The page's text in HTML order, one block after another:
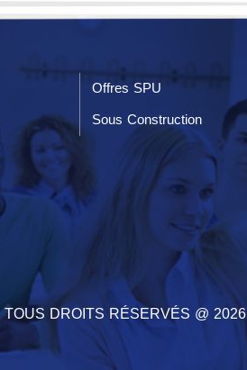
Offres SPU
Sous Construction
TOUS DROITS RÉSERVÉS @ 2026